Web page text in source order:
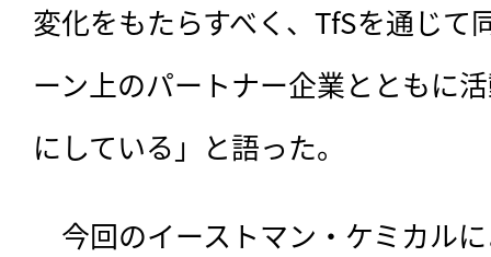
変化をもたらすべく、TfSを通じて
ーン上のパートナー企業とともに
にしている」と語った。
今回のイーストマン・ケミカル